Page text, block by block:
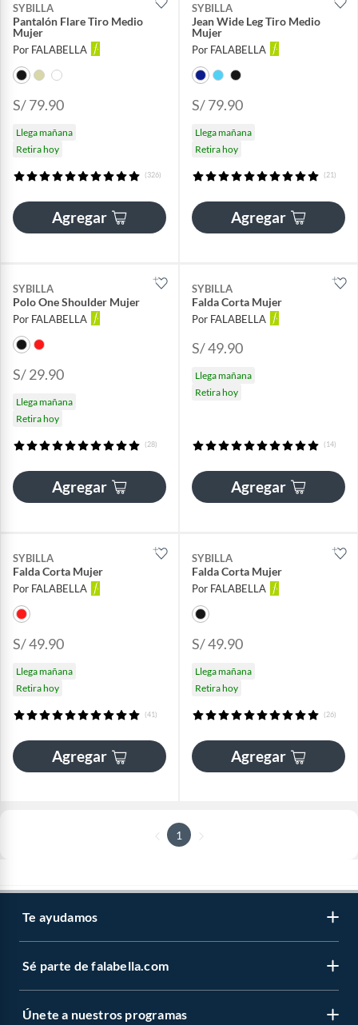
SYBILLA
Pantalón Flare Tiro Medio
Mujer
Por FALABELLA
S/ 79.90
Llega mañana
Retira hoy
(326)
Agregar
SYBILLA
Jean Wide Leg Tiro Medio
Mujer
Por FALABELLA
S/ 79.90
Llega mañana
Retira hoy
(21)
Agregar
SYBILLA
Polo One Shoulder Mujer
Por FALABELLA
S/ 29.90
Llega mañana
Retira hoy
(28)
Agregar
SYBILLA
Falda Corta Mujer
Por FALABELLA
S/ 49.90
Llega mañana
Retira hoy
(14)
Agregar
SYBILLA
Falda Corta Mujer
Por FALABELLA
S/ 49.90
Llega mañana
Retira hoy
(41)
Agregar
SYBILLA
Falda Corta Mujer
Por FALABELLA
S/ 49.90
Llega mañana
Retira hoy
(26)
Agregar
1
Te ayudamos
Sé parte de falabella.com
Únete a nuestros programas